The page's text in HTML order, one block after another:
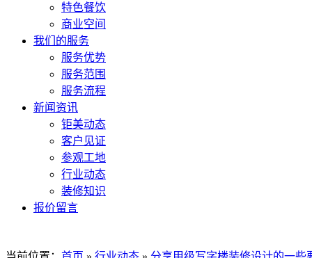
特色餐饮
商业空间
我们的服务
服务优势
服务范围
服务流程
新闻资讯
钜美动态
客户见证
参观工地
行业动态
装修知识
报价留言